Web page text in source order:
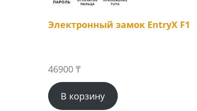
Электронный замок EntryX F1
46900 ₸
В корзину